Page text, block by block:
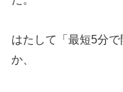
はたして「 最短5分
か、